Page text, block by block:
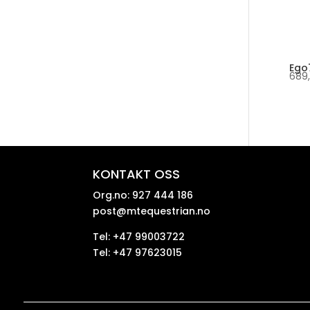
KONTAKT OSS
Org.no: 927 444 186
post@mtequestrian.no
Tel: +47 99003722
Tel: +47 97623015